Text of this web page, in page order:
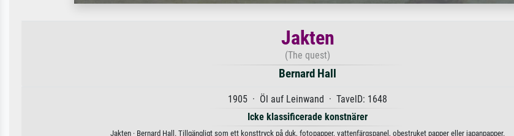
Jakten
(The quest)
Bernard Hall
1905 · Öl auf Leinwand · TavelD: 1648
Icke klassificerade konstnärer
Jakten · Bernard Hall. Tillgängligt som ett konsttryck på duk, fotopapper, vattenfärgspanel, obestruket papper eller japanpapper.